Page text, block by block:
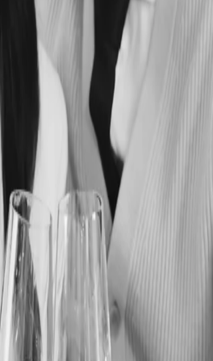
чтобы первыми узнавать о
письма с новостями и
соблюдать
Политику
использования